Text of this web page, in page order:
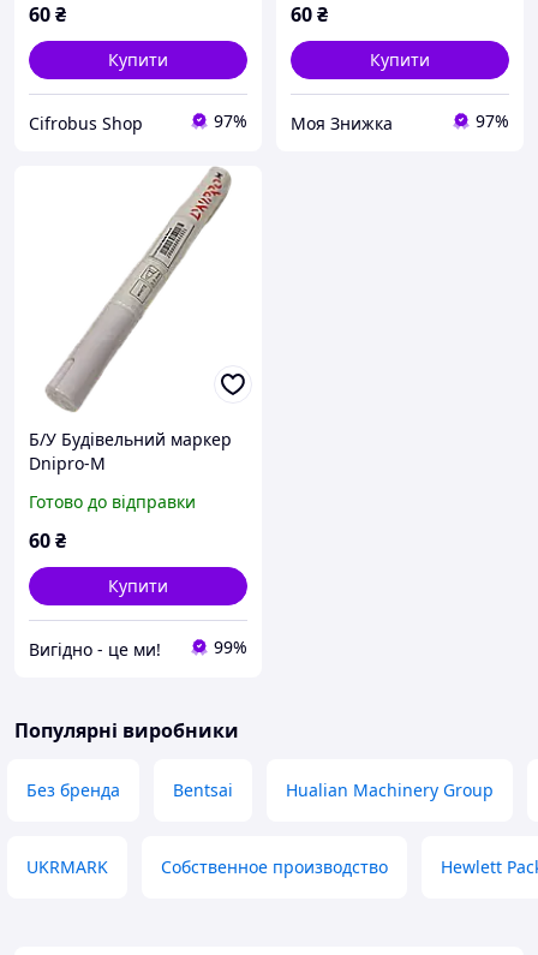
60₴
Купити
Cifrobus Shop 97%
60₴
Купити
Моя Знижка 97%
Б/У Будівельний маркер
Dnipro-M
Готово до відправки
60₴
Купити
Вигiдно - це ми! 99%
Популярні виробники
Без бренда Bentsai Hualian Machinery Group
UKRMARK Собственное производство Hewlett